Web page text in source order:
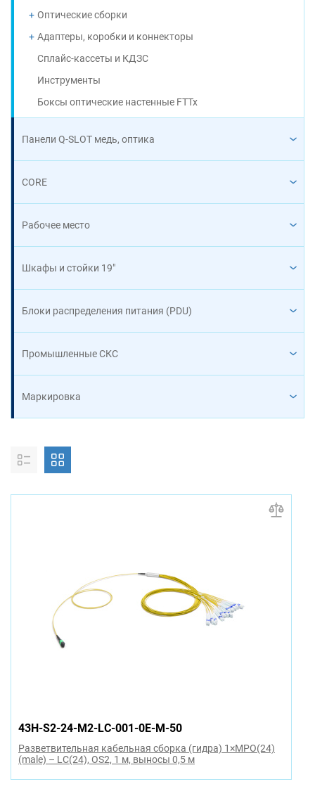
Оптические сборки
Адаптеры, коробки и коннекторы
Сплайс-кассеты и КДЗС
Инструменты
Боксы оптические настенные FTTx
Панели Q-SLOT медь, оптика
CORE
Рабочее место
Шкафы и стойки 19"
Блоки распределения питания (PDU)
Промышленные СКС
Маркировка
43H-S2-24-M2-LC-001-0E-M-50
Разветвительная кабельная сборка (гидра) 1×MPO(24)
(male) – LC(24), OS2, 1 м, выносы 0,5 м